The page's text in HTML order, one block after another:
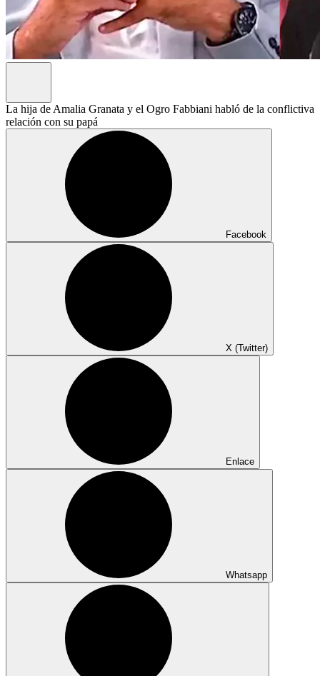
La hija de Amalia Granata y el Ogro Fabbiani habló de la conflictiva
relación con su papá
Facebook
X (Twitter)
Enlace
Whatsapp